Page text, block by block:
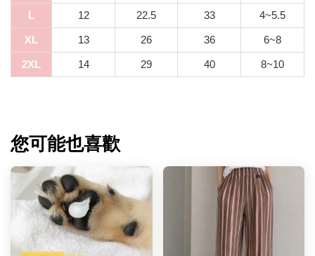
L 12 22.5 33 4~5.5
XL 13 26 36 6~8
2XL 14 29 40 8~10
您可能也喜歡